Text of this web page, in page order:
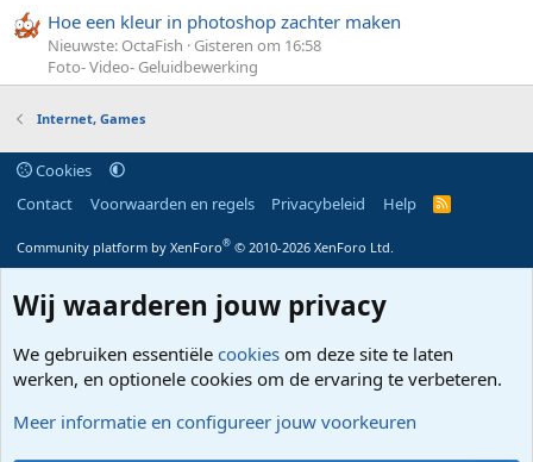
Hoe een kleur in photoshop zachter maken
Nieuwste: OctaFish
Gisteren om 16:58
Foto- Video- Geluidbewerking
Internet, Games
Cookies
Contact
Voorwaarden en regels Privacybeleid Help
R
S
Community platform by XenForo® © 2010-2026 XenForo Ltd.
Wij waarderen jouw privacy
We gebruiken essentiële cookies om deze site te laten
werken, en optionele cookies om de ervaring te verbeteren.
Meer informatie en configureer jouw voorkeuren